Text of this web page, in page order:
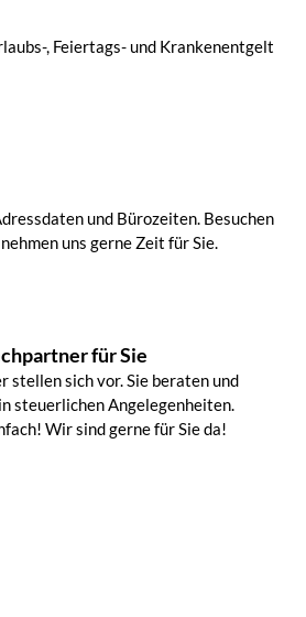
, Feiertags- und Krankenentgelt
und Bürozeiten. Besuchen
uns gerne Zeit für Sie.
für Sie
stellen sich vor. Sie beraten und
steuerlichen Angelegenheiten.
Wir sind gerne für Sie da!